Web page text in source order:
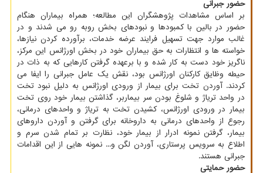
حضور جبرانی
بر اساس مشاهدات پژوهشگران این مطالعه؛ همراه بیماران هنگام
حضور در بالین با کمبودها و نبودهای بخش روبه رو می شدند و در
غالب موارد جهت تسهیل فرایند عرضه خدمات، برآورده کردن نیازها،
خواسته ها و انتظارات به حق بیماران خود در بخش اورژانس این مرکز،
ناگریز خود دست به کار شده و با برعهده گرفتن کارهایی که به ذات در
حیطه وظایق کارکنان اورژانس بود، نقش یک عامل جبرانی را ایفا می
کردند. آوردن تخت برای بیمار از ورودی اورژانس به دلیل نبود تخت
در واحد تریاژ و شلوغ بودن سر بیماربر، گذاشتن بیمار خود روی تخت
بیمار در ورودی اورژانس، کشیدن تخت به تریاژ و واحدهای درمانی،
رجوع از واحدهای درمانی به داروخانه برای گرفتن و آوردن داروهای
بیمار، گرفتن نمونه ادرار از بیمار خود، نظارت بر تمام شدن سرم و
اطلاع به سرویس پرستاری، آوردن لگن و... نمونه هایی از این اقدامات
جبرانی هستند.
حضور حمایتی